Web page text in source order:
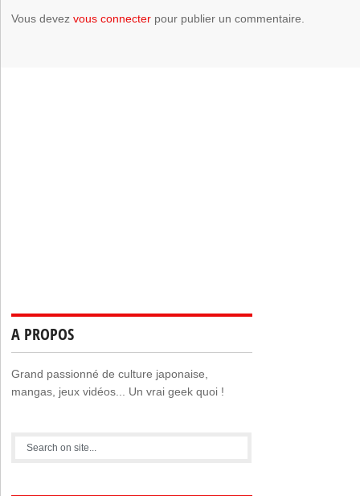
Vous devezvous connecter pour publier un commentaire.
A PROPOS
Grand passionné de culture japonaise,
mangas, jeux vidéos... Un vrai geek quoi !